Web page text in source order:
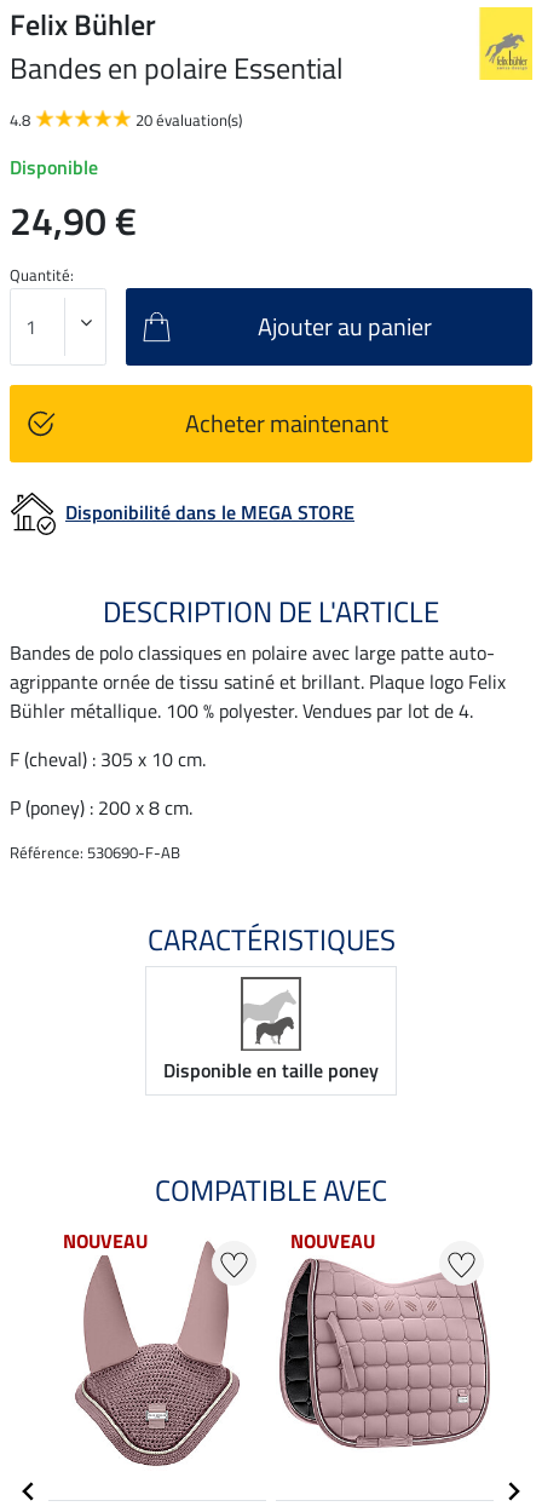
Felix Bühler
Bandes en polaire Essential
4.8 20 évaluation(s)
Disponible
24,90 €
Quantité:
Ajouter au panier
Acheter maintenant
Disponibilité dans le MEGA STORE
DESCRIPTION DE L'ARTICLE
Bandes de polo classiques en polaire avec large patte auto-
agrippante ornée de tissu satiné et brillant. Plaque logo Felix
Bühler métallique. 100 % polyester. Vendues par lot de 4.
F (cheval) : 305 x 10 cm.
P (poney) : 200 x 8 cm.
Référence: 530690-F-AB
CARACTÉRISTIQUES
Disponible en taille poney
COMPATIBLE AVEC
NOUVEAU NOUVEAU